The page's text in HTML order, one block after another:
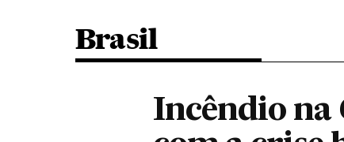
Brasil
Incêndio na